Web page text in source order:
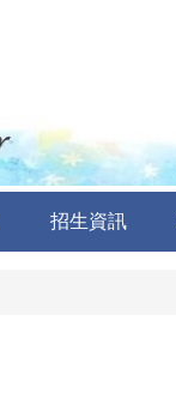
招生資訊